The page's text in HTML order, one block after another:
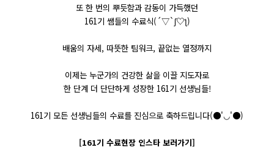
또 한 번의 뿌듯함과 감동이 가득했던
161기 쌤들의 수료식(´▽`ʃ♡ƪ)
배움의 자세, 따뜻한 팀워크, 끝없는 열정까지
이제는 누군가의 건강한 삶을 이끌 지도자로
한 단계 더 단단하게 성장한 161기 선생님들!
161기 모든 선생님들의 수료를 진심으로 축하드립니다(●'◡'●)
[161기 수료현장 인스타 보러가기]